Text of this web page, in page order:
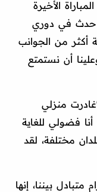
الأخيرة
حدث في دوري
أكثر من الجوانب
أن نستمتع
منزلي
فضولي للغاية
مختلفة، لقد
بيننا، إنها